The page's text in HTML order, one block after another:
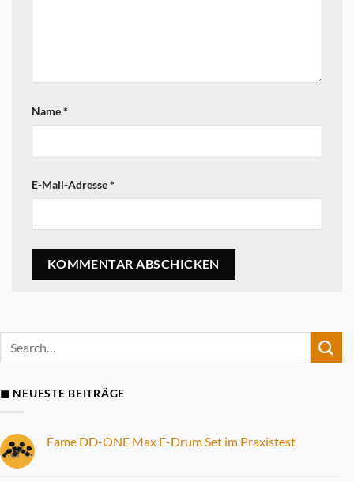
Name*
E-Mail-Adresse*
◼ NEUESTE BEITRÄGE
Fame DD-ONE Max E-Drum Set im Praxistest